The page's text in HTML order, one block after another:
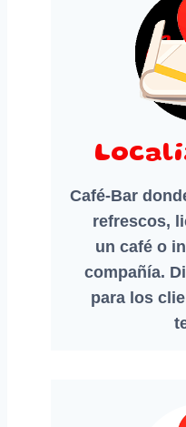
Café-Bar
refrescos,
un café o
compañía.
para los